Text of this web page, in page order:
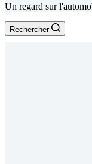
Un regard sur
Rechercher